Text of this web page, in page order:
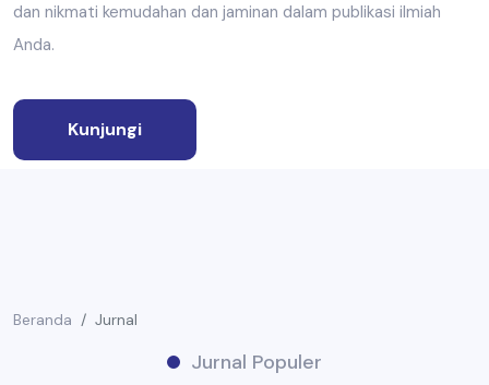
dan nikmati kemudahan dan jaminan dalam publikasi ilmiah
Anda.
Kunjungi
Beranda Jurnal
Jurnal Populer